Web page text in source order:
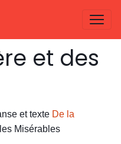
et des
et texte De la
Misérables